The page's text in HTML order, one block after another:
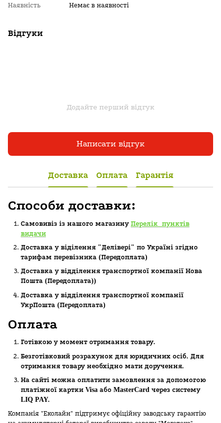
Наявність
Немає в наявності
Відгуки
Додайте перший відгук
Написати відгук
Доставка Оплата Гарантія
Способи доставки:
Самовивіз із нашого магазину Перелік пунктів
видачи
Доставка у віділення "Делівері" по Україні згідно
тарифам перевізника (Передоплата)
Доставка у відділення транспортної компанії Нова
Пошта (Передоплата))
Доставка у відділення транспортної компанії
УкрПошта (Пeредоплата)
Оплата
Готівкою у момент отримання товару.
Безготівковий розрахунок для юридичних осіб. Для
отримання товару необхідно мати доручення.
На сайті можна оплатити замовлення за допомогою
платіжної картки Visa або MasterCard через систему
LIQ PAY.
Компанія "Еколайн" підтримує офіційну заводську гарантію